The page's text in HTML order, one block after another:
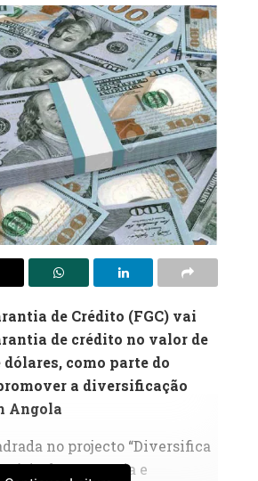
de Crédito (FGC) vai
de crédito no valor de
como parte do
a diversificação
Angola
no projecto “Diversifica
da Economia e